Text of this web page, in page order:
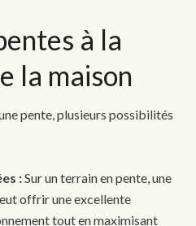
à la
la maison
pente, plusieurs possibilités
:Sur un terrain en pente, une
offrir une excellente
tout en maximisant